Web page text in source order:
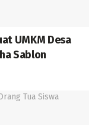
UMKM Desa
Sablon